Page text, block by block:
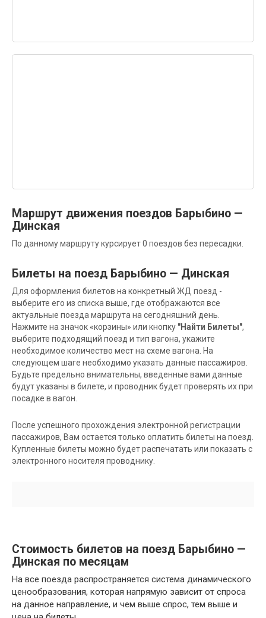
Маршрут движения поездов Барыбино —
Динская
По данному маршруту курсирует 0 поездов без пересадки.
Билеты на поезд Барыбино — Динская
Для оформления билетов на конкретный ЖД поезд -
выберите его из списка выше, где отображаются все
актуальные поезда маршрута на сегодняшний день.
Нажмите на значок «корзины» или кнопку "Найти Билеты",
выберите подходящий поезд и тип вагона, укажите
необходимое количество мест на схеме вагона. На
следующем шаге необходимо указать данные пассажиров.
Будьте предельно внимательны, введенные вами данные
будут указаны в билете, и проводник будет проверять их при
посадке в вагон.
После успешного прохождения электронной регистрации
пассажиров, Вам остается только оплатить билеты на поезд.
Купленные билеты можно будет распечатать или показать с
электронного носителя проводнику.
Стоимость билетов на поезд Барыбино —
Динская по месяцам
На все поезда распространяется система динамического
ценообразования, которая напрямую зависит от спроса
на данное направление, и чем выше спрос, тем выше и